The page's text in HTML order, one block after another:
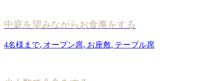
中庭を望みながらお食事をする
4名様まで, オープン席, お座敷, テーブル席